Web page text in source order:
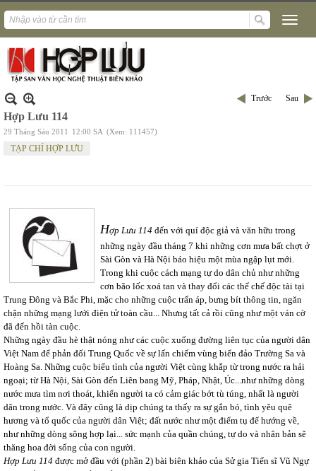
Trước Sau
Hợp Lưu 114
29 Tháng Sáu 2011 12:00 SA (Xem: 111457)
TẠP CHÍ HỢP LƯU
Hợp Lưu 114 đến với quí độc giả và văn hữu trong
những ngày đầu tháng 7 khi những cơn mưa bất chợt ở
Sài Gòn và Hà Nội báo hiệu một mùa ngập lụt mới.
Trong khi cuộc cách mạng tự do dân chủ như những
cơn bão lốc xoá tan và thay đổi các thể chế độc tài tại
Trung Đông và Bắc Phi, mặc cho những cuộc trấn áp, bưng bít thông tin, ngăn
chận những mạng lưới điện tử toàn cầu... Nhưng tất cả rồi cũng như một ván cờ
đã đến hồi tàn cuộc.
Những ngày đầu hè thật nóng như các cuộc xuống đường liên tục của người dân
Việt Nam để phản đối Trung Quốc về sự lấn chiếm vùng biển đảo Trường Sa và
Hoàng Sa. Những cuộc biểu tình của người Việt cùng khắp từ trong nước ra hải
ngoại; từ Hà Nội, Sài Gòn đến Liên bang Mỹ, Pháp, Nhật, Úc...như những dòng
nước mưa tìm nơi thoát, khiến người ta có cảm giác bớt tù túng, nhất là người
dân trong nước. Và đây cũng là dịp chúng ta thấy ra sự gắn bó, tình yêu quê
hương và tổ quốc của người dân Việt; đất nước như một điểm tụ để hướng về,
như những dòng sông hợp lại... sức mạnh của quần chúng, tự do và nhân bản sẽ
thăng hoa đời sống của con người.
Hợp Lưu 114 được mở đầu với (phần 2) bài biên khảo của Sử gia Tiến sĩ Vũ Ngự